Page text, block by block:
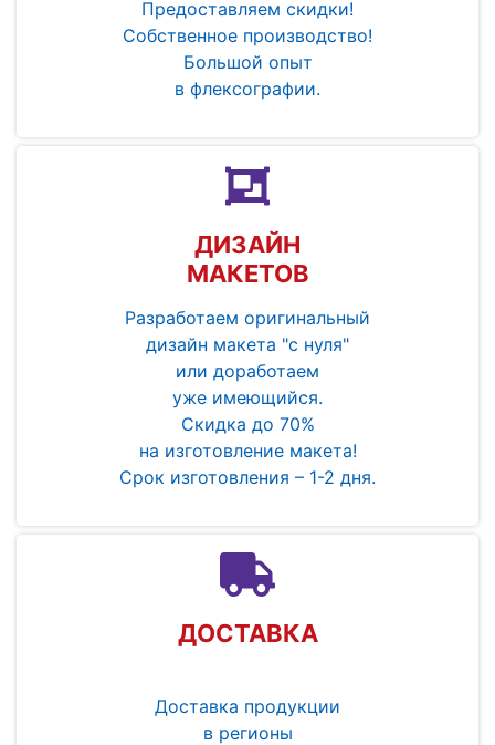
Предоставляем скидки!
Собственное производство!
Большой опыт
в флексографии.
ДИЗАЙН
МАКЕТОВ
Разработаем оригинальный
дизайн макета "с нуля"
или доработаем
уже имеющийся.
Скидка до 70%
на изготовление макета!
Срок изготовления – 1-2 дня.
ДОСТАВКА
Доставка продукции
в регионы